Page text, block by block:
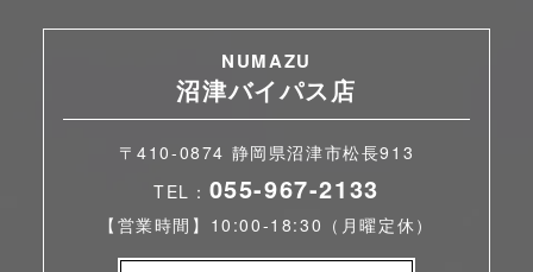
NUMAZU
沼津バイパス店
〒410-0874 静岡県沼津市松長913
TEL： 055-967-2133
【営業時間】10:00-18:30（月曜定休）